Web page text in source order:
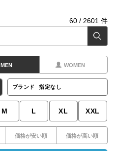
60 / 2601 件
MEN WOMEN
ブランド 指定なし
M L XL XXL
価格が安い順 価格が高い順